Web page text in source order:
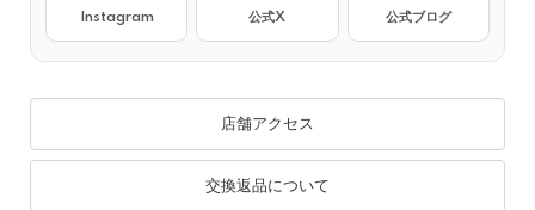
Instagram 公式X 公式ブログ
店舗アクセス
交換返品について